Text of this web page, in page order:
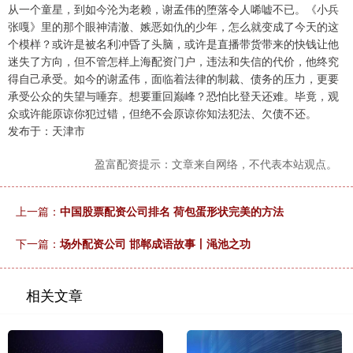
从一个童星，到如今沦为老赖，谢孟伟的堕落令人唏嘘不已。《小兵
张嘎》里的那个眼神清澈、嫉恶如仇的少年，怎么就变成了今天的这
个模样？或许是被名利冲昏了头脑，或许是直播带货带来的快钱让他
迷失了方向，但不管怎样上海配资门户，违法和失信的代价，他终究
得自己承受。如今的谢孟伟，面临着法律的制裁、债务的压力，更要
承受公众的失望与唾弃。想要重回巅峰？恐怕比登天还难。毕竟，观
众或许能原谅你犯过错，但绝不会原谅你知法犯法、欠债不还。
发布于：天津市
盈富配资提示：文章来自网络，不代表本站观点。
上一篇： 中国股票配资公司排名 荷包蛋形状完美的方法
下一篇：场外配资公司 邯郸成语故事丨渑池之功
相关文章